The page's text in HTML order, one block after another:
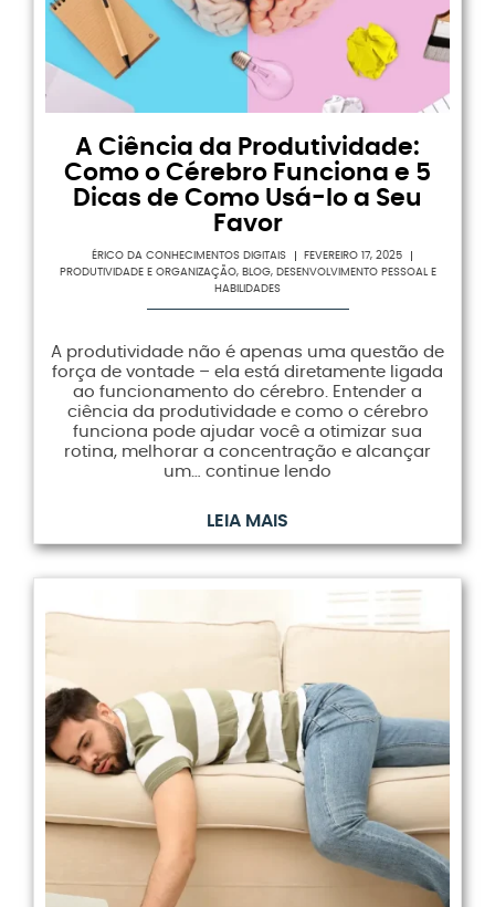
A Ciência da Produtividade:
Como o Cérebro Funciona e 5
Dicas de Como Usá-lo a Seu
Favor
ÉRICO DA CONHECIMENTOS DIGITAIS
FEVEREIRO 17, 2025
PRODUTIVIDADE E ORGANIZAÇÃO, BLOG, DESENVOLVIMENTO PESSOAL E
HABILIDADES
A produtividade não é apenas uma questão de
força de vontade – ela está diretamente ligada
ao funcionamento do cérebro. Entender a
ciência da produtividade e como o cérebro
funciona pode ajudar você a otimizar sua
rotina, melhorar a concentração e alcançar
um… continue lendo
LEIA MAIS